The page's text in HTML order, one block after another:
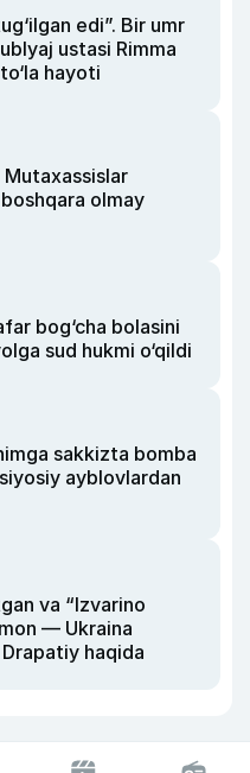
edi”. Bir umr
ustasi Rimma
hayoti
Mutaxassislar
olmay
bog‘cha bolasini
sud hukmi o‘qildi
sakkizta bomba
ayblovlardan
va “Izvarino
— Ukraina
haqida